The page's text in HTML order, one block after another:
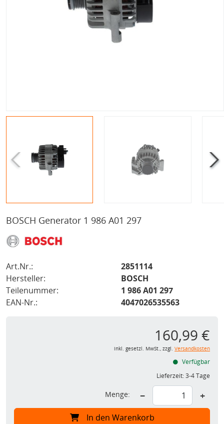
BOSCH Generator 1 986 A01 297
Art.Nr.:
2851114
Hersteller:
BOSCH
Teilenummer:
1 986 A01 297
EAN-Nr.:
4047026535563
160,99 €
inkl. gesetzl. MwSt., zzgl. Versandkosten
Verfügbar
Lieferzeit:3-4 Tage
Menge: − +
In den Warenkorb